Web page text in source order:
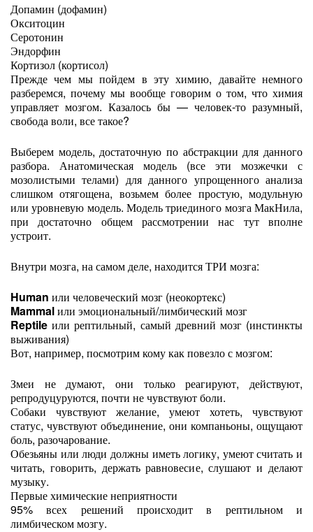
Допамин (дофамин)
Окситоцин
Серотонин
Эндорфин
Кортизол (кортисол)
Прежде чем мы пойдем в эту химию, давайте немного
разберемся, почему мы вообще говорим о том, что химия
управляет мозгом. Казалось бы — человек-то разумный,
свобода воли, все такое?
Выберем модель, достаточную по абстракции для данного
разбора. Анатомическая модель (все эти мозжечки с
мозолистыми телами) для данного упрощенного анализа
слишком отягощена, возьмем более простую, модульную
или уровневую модель. Модель триединого мозга МакНила,
при достаточно общем рассмотрении нас тут вполне
устроит.
Внутри мозга, на самом деле, находится ТРИ мозга:
Human или человеческий мозг (неокортекс)
Mammalили эмоциональный/лимбический мозг
Reptile или рептильный, самый древний мозг (инстинкты
выживания)
Вот, например, посмотрим кому как повезло с мозгом:
Змеи не думают, они только реагируют, действуют,
репродуцуруются, почти не чувствуют боли.
Собаки чувствуют желание, умеют хотеть, чувствуют
статус, чувствуют объединение, они компаньоны, ощущают
боль, разочарование.
Обезьяны или люди должны иметь логику, умеют считать и
читать, говорить, держать равновесие, слушают и делают
музыку.
Первые химические неприятности
95% всех решений происходит в рептильном и
лимбическом мозгу.